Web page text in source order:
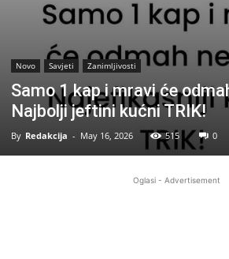
Novo Savjeti Zanimljivosti
Samo 1 kap i mravi će
Najbolji jeftini kućni TRIK!
By Redakcija - May 16, 2026 515 0
Oglasi - Advertisement